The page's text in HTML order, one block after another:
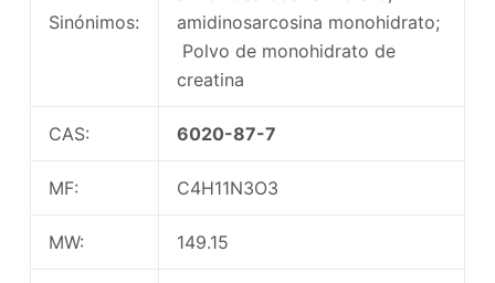
Sinónimos:
amidinosarcosina monohidrato;
Polvo de monohidrato de
creatina
CAS: 6020-87-7
MF: C4H11N3O3
MW: 149.15